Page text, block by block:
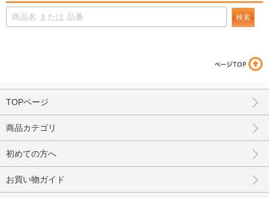
検索
TOPページ
商品カテゴリ
初めての方へ
お買い物ガイド